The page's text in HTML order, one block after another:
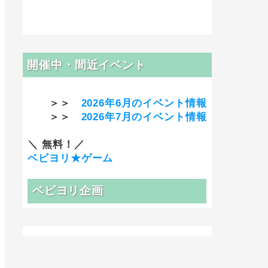
開催中・間近イベント
＞＞ 2026年6月のイベント情報
＞＞ 2026年7月のイベント情報
＼ 無料！／
ベビヨリ★ゲーム
ベビヨリ企画